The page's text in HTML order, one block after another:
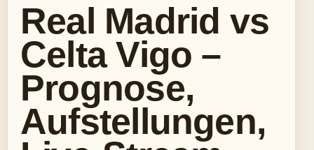
Real Madrid vs
Celta Vigo –
Prognose,
Aufstellungen,